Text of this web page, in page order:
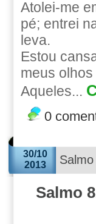
Atolei-me
pé; entrei
leva.
Estou
meus
Aqueles...
0
30/10
2013
Salmo